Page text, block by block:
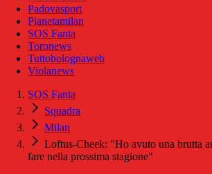
Padovasport
Pianetamilan
SOS Fanta
Toronews
Tuttobolognaweb
Violanews
SOS Fanta
Squadra
Milan
Loftus-Cheek: "Ho avuto una brutta
fare nella prossima stagione"